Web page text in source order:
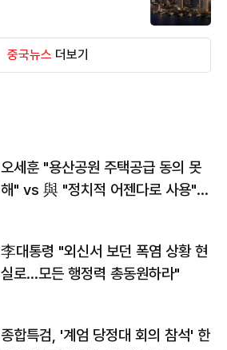
중국뉴스 더보기
오세훈 "용산공원 주택공급 동의 못
해" vs 與 "정치적 어젠다로 사용"
李대통령 "외신서 보던 폭염 상황 현
실로…모든 행정력 총동원하라"
종합특검, '계엄 당정대 회의 참석' 한